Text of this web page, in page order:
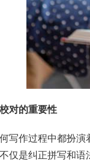
对的重要性
写作过程中都扮
仅是纠正拼写和